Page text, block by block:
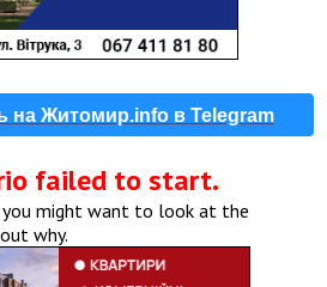
на Житомир.info в Telegram
failed to start.
might want to look at the
why.